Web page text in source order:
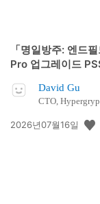
「명일방주: 엔드
Pro 업그레이드
David Gu
CTO,
공
2026년07월16일